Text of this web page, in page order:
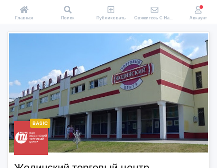
BASIC
Главная Поиск Публиковать Свяжитесь С Нами Аккаунт